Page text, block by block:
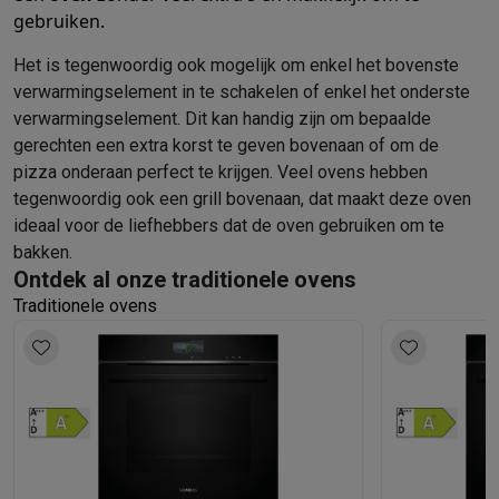
Telefonie & smartwatches
GSM's
Smartphones Apple iPhone Samsung smartphones
RefurbishedRefurbished smartphonesBuyBack
GSM beschermingiPhone hoesjesSamsung hoesjesAlle
Smartwatches Smartwatches Activity Trackers BandjesOpladers
GSM opladersOpladers en kabels Draadloze opladers
GSM accessoiresAirTags & GPS trackers Draadloze oortjes
Vaste telefoonsVaste telefoonsWalkie talkiesBabyfoons
Computers & tablets
ComputersLaptopsGaming laptopsApple MacBook
Randapparatuur ITMuizen
Tablets & e-readersTabletsApple iPad Samsung Galaxy Tab
Printen
PrintersInktpatronen & papier
Geheugen & opslag
USB-sticks
gebruiken.
Het is tegenwoordig ook mogelijk om enkel het bovenste
verwarmingselement in te schakelen of enkel het onderste
verwarmingselement. Dit kan handig zijn om bepaalde
gerechten een extra korst te geven bovenaan of om de
pizza onderaan perfect te krijgen. Veel ovens hebben
tegenwoordig ook een grill bovenaan, dat maakt deze oven
ideaal voor de liefhebbers dat de oven gebruiken om te
bakken.
Ontdek al onze traditionele ovens
Traditionele ovens